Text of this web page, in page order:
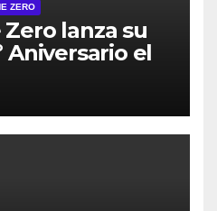
ZERO
lanza su
Aniversario el
regalos para
y nuevos